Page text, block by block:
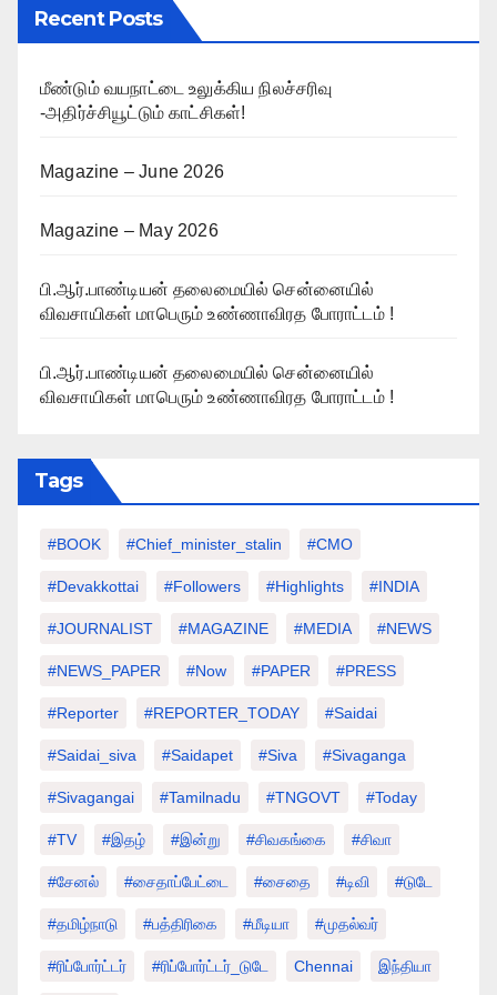
Recent Posts
மீண்டும் வயநாட்டை உலுக்கிய நிலச்சரிவு
-அதிர்ச்சியூட்டும் காட்சிகள்!
Magazine – June 2026
Magazine – May 2026
பி.ஆர்.பாண்டியன் தலைமையில் சென்னையில்
விவசாயிகள் மாபெரும் உண்ணாவிரத போராட்டம் !
பி.ஆர்.பாண்டியன் தலைமையில் சென்னையில்
விவசாயிகள் மாபெரும் உண்ணாவிரத போராட்டம் !
Tags
#BOOK #chief_minister_stalin #CMO
#devakkottai #followers #highlights #INDIA
#JOURNALIST #MAGAZINE #MEDIA #NEWS
#NEWS_PAPER #Now #PAPER #PRESS
#Reporter #REPORTER_TODAY #saidai
#saidai_siva #saidapet #Siva #Sivaganga
#sivagangai #tamilnadu #TNGOVT #today
#TV #இதழ் #இன்று #சிவகங்கை #சிவா
#சேனல் #சைதாப்பேட்டை #சைதை #டிவி #டுடே
#தமிழ்நாடு #பத்திரிகை #மீடியா #முதல்வர்
#ரிப்போர்ட்டர் #ரிப்போர்ட்டர்_டுடே Chennai இந்தியா